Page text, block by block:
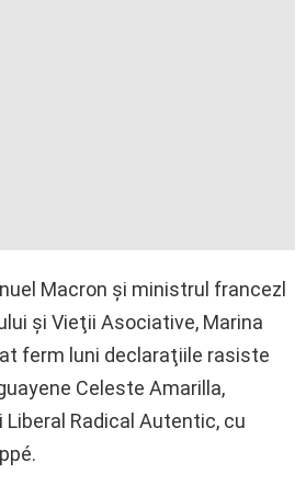
Macron şi ministrul francezl
şi Vieţii Asociative, Marina
ferm luni declaraţiile rasiste
Celeste Amarilla,
Radical Autentic, cu